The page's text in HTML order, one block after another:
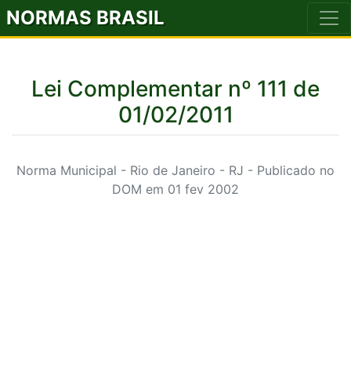
NORMAS BRASIL
Lei Complementar nº 111 de
01/02/2011
Norma Municipal - Rio de Janeiro - RJ - Publicado no
DOM em 01 fev 2002